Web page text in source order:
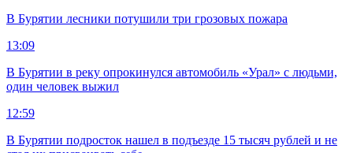
В Бурятии лесники потушили три грозовых пожара
13:09
В Бурятии в реку опрокинулся автомобиль «Урал» с людьми,
один человек выжил
12:59
В Бурятии подросток нашел в подъезде 15 тысяч рублей и не